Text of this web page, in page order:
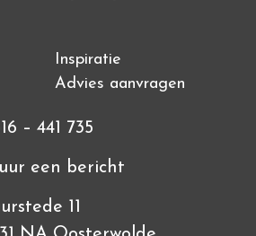
Inspiratie
Advies aanvragen
– 441 735
een bericht
11